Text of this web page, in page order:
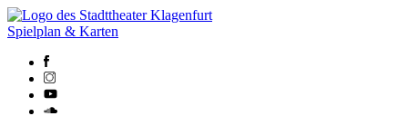
Spielplan & Karten